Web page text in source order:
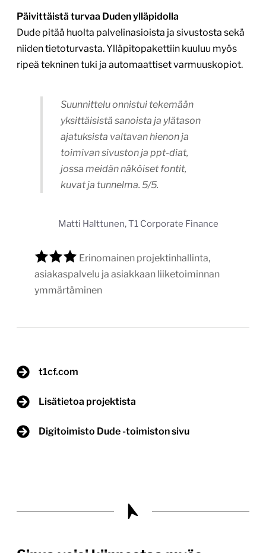
Päivittäistä turvaa Duden ylläpidolla
Dude pitää huolta palvelinasioista ja sivustosta sekä
niiden tietoturvasta. Ylläpitopakettiin kuuluu myös
ripeä tekninen tuki ja automaattiset varmuuskopiot.
Suunnittelu onnistui tekemään
yksittäisistä sanoista ja ylätason
ajatuksista valtavan hienon ja
toimivan sivuston ja ppt-diat,
jossa meidän näköiset fontit,
kuvat ja tunnelma. 5/5.
Matti Halttunen, T1 Corporate Finance
Erinomainen projektinhallinta,
asiakaspalvelu ja asiakkaan liiketoiminnan
ymmärtäminen
t1cf.com
Lisätietoa projektista
Digitoimisto Dude -toimiston sivu